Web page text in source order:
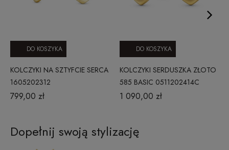
KOLCZYKI NA SZTYFCIE SERCA
1605202312
799,00 zł
DO KOSZYKA
KOLCZYKI SERDUSZKA ZŁOTO
585 BASIC 0511202414C
1 090,00 zł
DO KOSZYKA
Dopełnij swoją stylizację